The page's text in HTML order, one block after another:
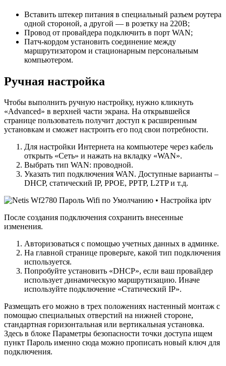
Вставить штекер питания в специальный разъем роутера
одной стороной, а другой — в розетку на 220В;
Провод от провайдера подключить в порт WAN;
Патч-кордом установить соединение между
маршрутизатором и стационарным персональным
компьютером.
Ручная настройка
Чтобы выполнить ручную настройку, нужно кликнуть
«Advanced» в верхней части экрана. На открывшейся
странице пользователь получит доступ к расширенным
установкам и сможет настроить его под свои потребности.
Для настройки Интернета на компьютере через кабель
открыть «Сеть» и нажать на вкладку «WAN».
Выбрать тип WAN: проводной.
Указать тип подключения WAN. Доступные варианты –
DHCP, статический IP, PPOE, PPTP, L2TP и т.д.
После создания подключения сохранить внесенные
изменения.
Авторизоваться с помощью учетных данных в админке.
На главной странице проверьте, какой тип подключения
используется.
Попробуйте установить «DHCP», если ваш провайдер
использует динамическую маршрутизацию. Иначе
используйте подключение «Статический IP».
Размещать его можно в трех положениях настенный монтаж с
помощью специальных отверстий на нижней стороне,
стандартная горизонтальная или вертикальная установка.
Здесь в блоке Параметры безопасности точки доступа ищем
пункт Пароль именно сюда можно прописать новый ключ для
подключения.